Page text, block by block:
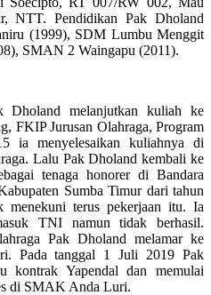
NTT. Pendidikan Pak Dholand
(1999), SDM Lumbu Menggit
SMAN 2 Waingapu (2011).
Dholand melanjutkan kuliah ke
FKIP Jurusan Olahraga, Program
ia menyelesaikan kuliahnya di
Lalu Pak Dholand kembali ke
tenaga honorer di Bandara
Sumba Timur dari tahun
menekuni terus pekerjaan itu. Ia
TNI namun tidak berhasil.
Pak Dholand melamar ke
Pada tanggal 1 Juli 2019 Pak
kontrak Yapendal dan memulai
di SMAK Anda Luri.